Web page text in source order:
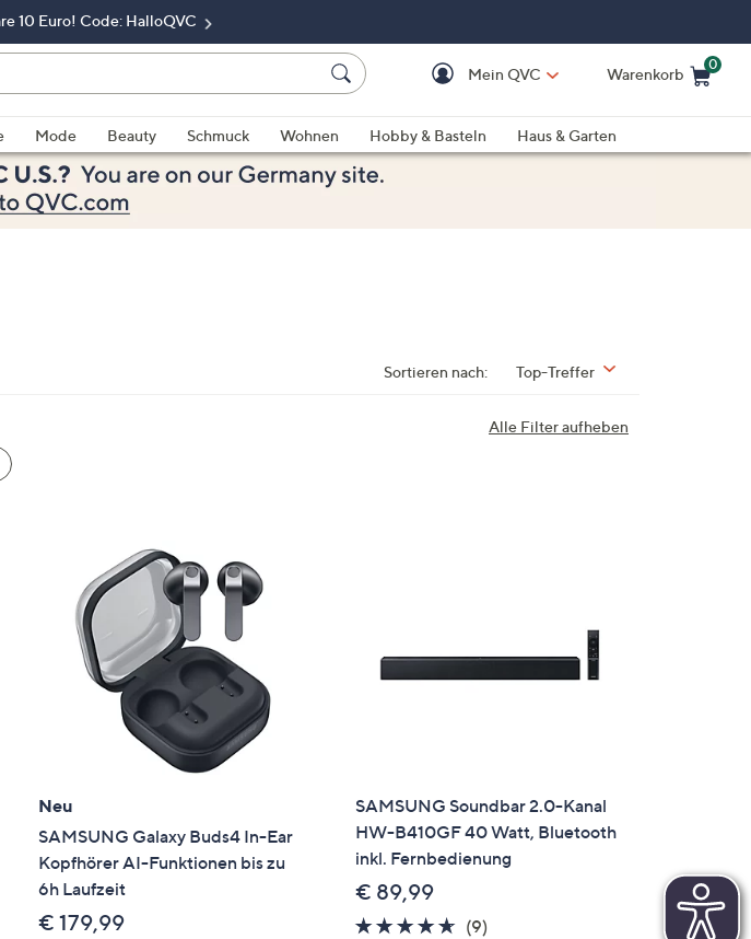
10 Euro! Code: HalloQVC
Mein QVC Warenkorb
0
Mode Beauty Schmuck Wohnen Hobby & Basteln
Haus & Garten
Sortieren nach: Top-Treffer
Alle Filter aufheben
Neu
SAMSUNG Galaxy Buds4 In-Ear
Kopfhörer AI-Funktionen bis zu
6h Laufzeit
€ 179,99
SAMSUNG Soundbar 2.0-Kanal
HW-B410GF 40 Watt, Bluetooth
inkl. Fernbedienung
€ 89,99
4.6
(9)